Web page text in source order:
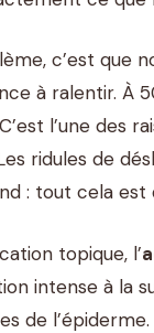
c’est que
à ralentir. À
l’une des
ridules de
: tout cela
topique, l’
intense à la
de l’épiderme.